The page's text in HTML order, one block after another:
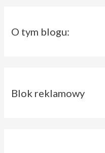
O tym blogu:
Blok reklamowy